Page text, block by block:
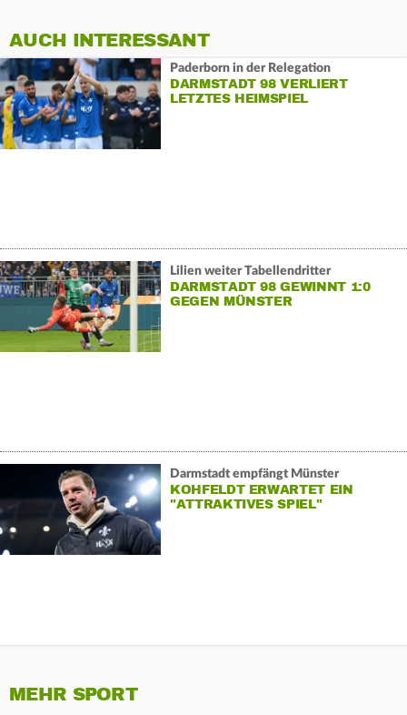
AUCH INTERESSANT
Paderborn in der Relegation
DARMSTADT 98 VERLIERT
LETZTES HEIMSPIEL
Lilien weiter Tabellendritter
DARMSTADT 98 GEWINNT 1:0
GEGEN MÜNSTER
Darmstadt empfängt Münster
KOHFELDT ERWARTET EIN
"ATTRAKTIVES SPIEL"
MEHR SPORT